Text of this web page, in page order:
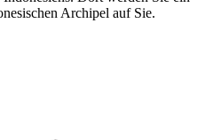
Archipel auf Sie.